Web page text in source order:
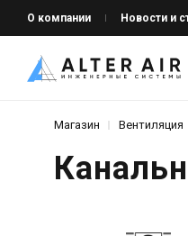
О компании Новости и
Магазин Вентиляция